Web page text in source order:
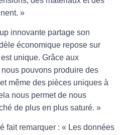
»
innovante partage son
économique repose sur
unique. Grâce aux
pouvons produire des
même des pièces uniques à
nous permet de nous
de plus en plus saturé. »
fait remarquer : « Les données